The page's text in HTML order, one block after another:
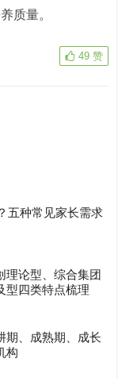
质量。
49 赞
五种常见家长需求
理论型、综合集团
型四类特点梳理
期、成熟期、成长
构